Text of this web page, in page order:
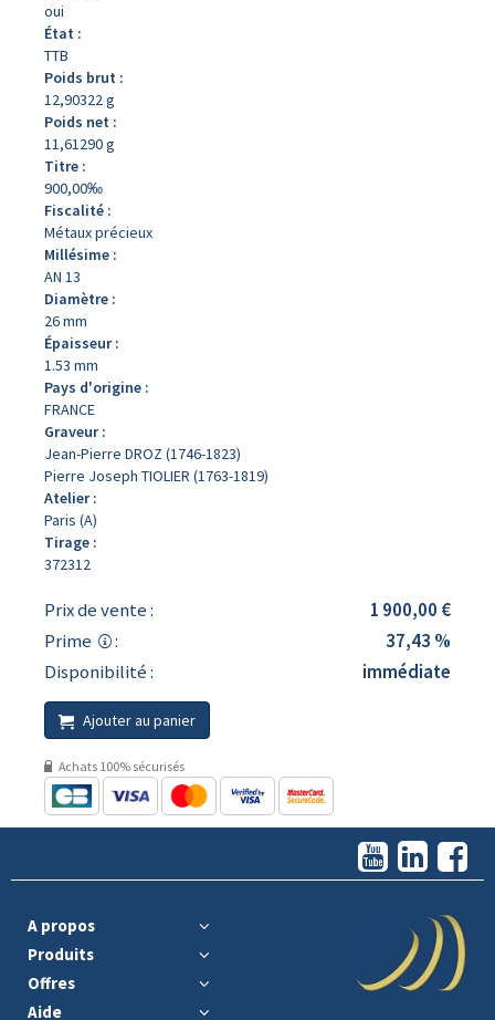
oui
État :
TTB
Poids brut :
12,90322 g
Poids net :
11,61290 g
Titre :
900,00‰
Fiscalité :
Métaux précieux
Millésime :
AN 13
Diamètre :
26 mm
Épaisseur :
1.53 mm
Pays d'origine :
FRANCE
Graveur :
Jean-Pierre DROZ (1746-1823)
Pierre Joseph TIOLIER (1763-1819)
Atelier :
Paris (A)
Tirage :
372312
Prix de vente :
1 900,00 €
Prime
:
37,43 %
Disponibilité :
immédiate
Ajouter au panier
Achats 100% sécurisés
A propos
Produits
Offres
Aide